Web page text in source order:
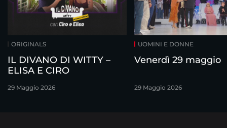
ORIGINALS
IL DIVANO DI WITTY –
ELISA E CIRO
29 Maggio 2026
UOMINI E DONNE
Venerdì 29 maggio
29 Maggio 2026